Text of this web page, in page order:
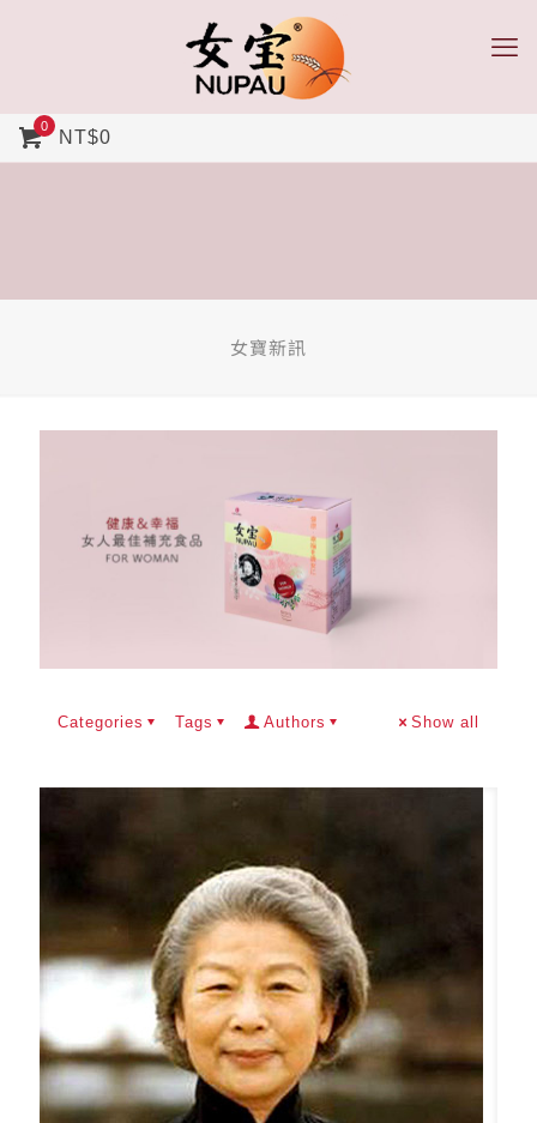
0
NT$0
女寶新訊
Categories Tags Authors Show all